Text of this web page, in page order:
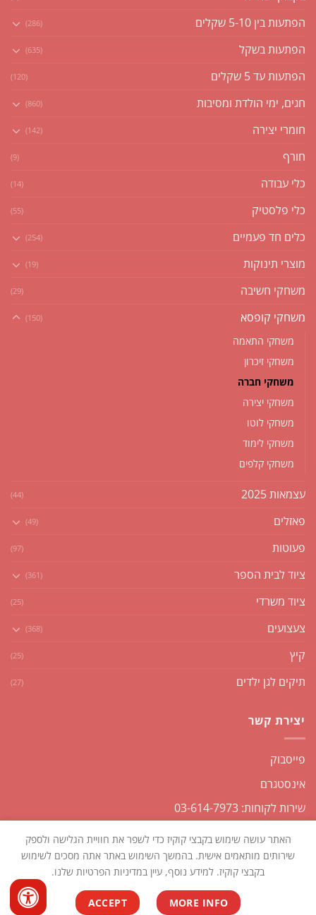
הפתעות בין 5-10 שקלים (286)
הפתעות בשקל (635)
הפתעות עד 5 שקלים (120)
חגים, ימי הולדת ומסיבות (860)
חומרי יצירה (142)
חורף (9)
כלי עבודה (14)
כלי פלסטיק (55)
כלים חד פעמיים (254)
מוצרי תינוקות (19)
משחקי חשיבה (29)
משחקי קופסא (150)
משחקי התאמה
משחקי זיכרון
משחקי חברה
משחקי יצירה
משחקי לוטו
משחקי לימוד
משחקי קלפים
עצמאות 2025 (44)
פאזלים (49)
פעוטות (97)
ציוד לבית הספר (361)
ציוד משרדי (25)
צעצועים (368)
קיץ (25)
תיקים לגן ילדים (27)
יצירת קשר
פייסבוק
אינסטגרם
שירות לקוחות: 03-614-7973
כל הזכויות שמורות2026 © שקליקו| נבנה ומנוהל על ידי
WEmanage -
ניהול אתרים
האתר עושה שימוש בקבצי קוקיז כדי לשפר את חוויית הגלישה ולספק
שירותים מותאמים אישית. בהמשך השימוש באתר אתה מסכים לשימוש
בקבצי קוקיז. למידע נוסף, עיין במדיניות הפרטיות שלנו.
MORE INFO
ACCEPT